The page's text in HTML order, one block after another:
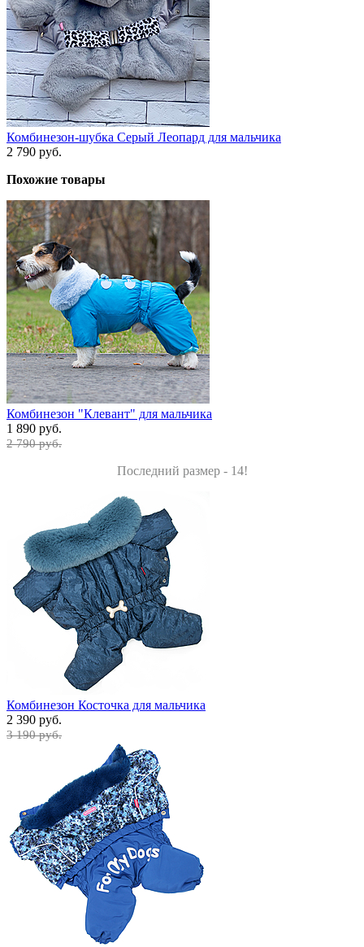
Комбинезон-шубка Серый Леопард для мальчика
2 790 руб.
Похожие товары
Комбинезон "Клевант" для мальчика
1 890 руб.
2 790 руб.
Последний размер - 14!
Комбинезон Косточка для мальчика
2 390 руб.
3 190 руб.